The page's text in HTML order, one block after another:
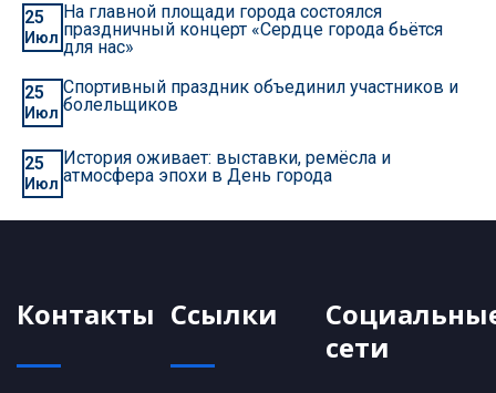
25
Июл
На главной площади города состоялся
праздничный концерт «Сердце города бьётся
для нас»
25
Июл
Спортивный праздник объединил участников и
болельщиков
25
Июл
История оживает: выставки, ремёсла и
атмосфера эпохи в День города
Контакты Ссылки
сети